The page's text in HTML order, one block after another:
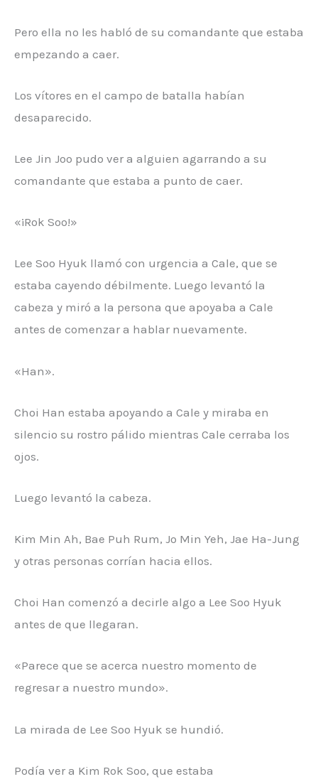
Pero ella no les habló de su comandante que estaba
empezando a caer.
Los vítores en el campo de batalla habían
desaparecido.
Lee Jin Joo pudo ver a alguien agarrando a su
comandante que estaba a punto de caer.
«¡Rok Soo!»
Lee Soo Hyuk llamó con urgencia a Cale, que se
estaba cayendo débilmente. Luego levantó la
cabeza y miró a la persona que apoyaba a Cale
antes de comenzar a hablar nuevamente.
«Han».
Choi Han estaba apoyando a Cale y miraba en
silencio su rostro pálido mientras Cale cerraba los
ojos.
Luego levantó la cabeza.
Kim Min Ah, Bae Puh Rum, Jo Min Yeh, Jae Ha-Jung
y otras personas corrían hacia ellos.
Choi Han comenzó a decirle algo a Lee Soo Hyuk
antes de que llegaran.
«Parece que se acerca nuestro momento de
regresar a nuestro mundo».
La mirada de Lee Soo Hyuk se hundió.
Podía ver a Kim Rok Soo, que estaba